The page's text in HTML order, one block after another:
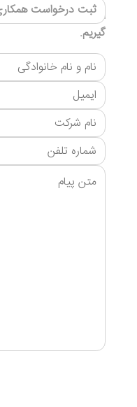
ثبت درخواست
اطلاعات خود را ثبت
گیریم.